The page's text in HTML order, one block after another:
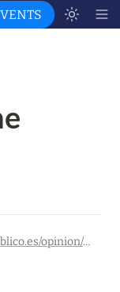
https://www.publico.es/opinion/columnas/ucrania-resistente.html